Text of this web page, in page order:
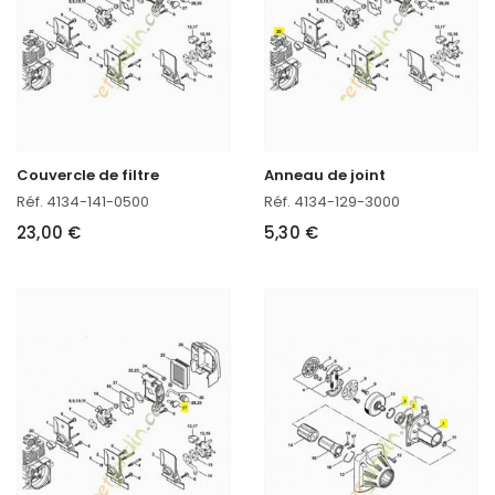
Couvercle de filtre
Réf. 4134-141-0500
23,00 €
Anneau de joint
Réf. 4134-129-3000
5,30 €